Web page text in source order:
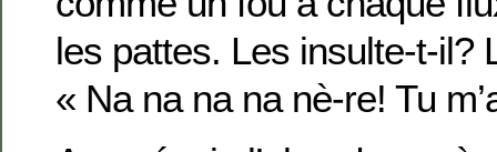
les pattes. Les insulte-t-il?
« Na na na na nè-re! Tu